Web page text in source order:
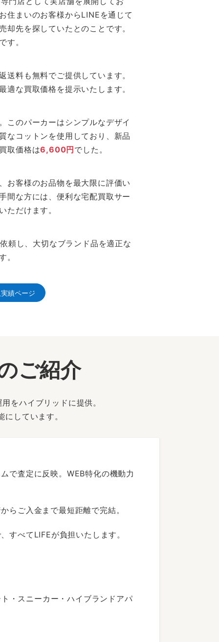
住まいのお客様からLINEを通じて
先を探していたとのことです。
す。
料も無料でご提供しています。
な買取価格を提示いたします。
このパーカーはシンプルなデザイ
なコットンを使用しており、新品
取価格は6,600円 でした。
お客様のお品物を最大限に評価い
間な方には、便利な宅配買取サー
ただけます。
頼し、大切なブランド品を適正な
。
績ページ
ご紹介
をハイブリッドに提供。
しています。
で査定に反映。WEB特化の機動力
らご入金まで最短距離で完結。
すべてLIFEが負担いたします。
・スニーカー・ハイブランドアパ